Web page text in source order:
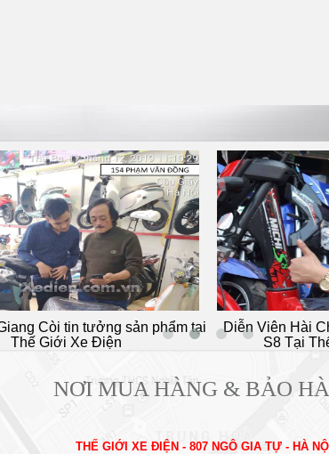
Viên Hài Chiến Thắng Mua Xe 133
S8 Tại Thế Giới Xe Điện
Xe ga
NƠI MUA HÀNG & BẢO
THẾ GIỚI XE ĐIỆN - 807 NGÔ GIA TỰ - HÀ NỘI